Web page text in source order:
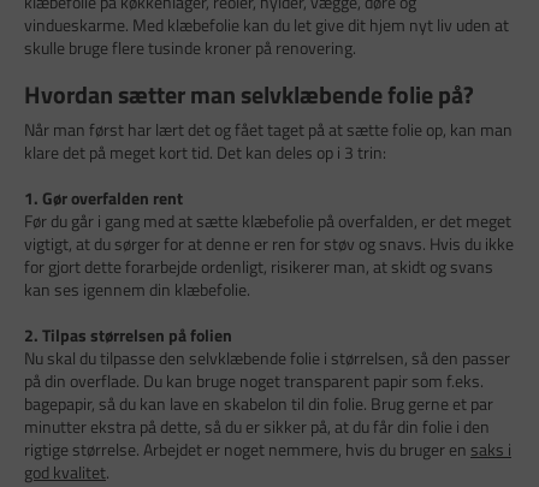
vindueskarme. Med klæbefolie kan du let give dit hjem nyt liv uden at
skulle bruge flere tusinde kroner på renovering.
Hvordan sætter man selvklæbende folie på?
Når man først har lært det og fået taget på at sætte folie op, kan man
klare det på meget kort tid. Det kan deles op i 3 trin:
1. Gør overfalden rent
Før du går i gang med at sætte klæbefolie på overfalden, er det meget
vigtigt, at du sørger for at denne er ren for støv og snavs. Hvis du ikke
for gjort dette forarbejde ordenligt, risikerer man, at skidt og svans
kan ses igennem din klæbefolie.
2. Tilpas størrelsen på folien
Nu skal du tilpasse den selvklæbende folie i størrelsen, så den passer
på din overflade. Du kan bruge noget transparent papir som f.eks.
bagepapir, så du kan lave en skabelon til din folie. Brug gerne et par
minutter ekstra på dette, så du er sikker på, at du får din folie i den
rigtige størrelse. Arbejdet er noget nemmere, hvis du bruger en saks i
god kvalitet.